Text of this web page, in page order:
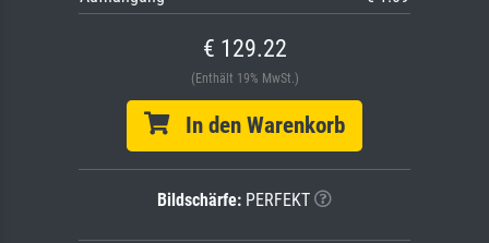
€ 129.22
(Enthält 19% MwSt.)
In den Warenkorb
Bildschärfe: PERFEKT